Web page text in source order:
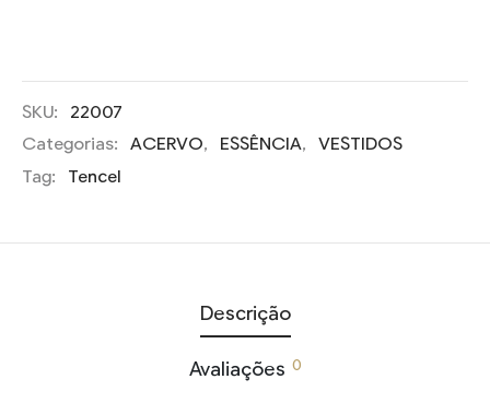
SKU:
22007
Categorias:
ACERVO, ESSÊNCIA,
VESTIDOS
Tag:
Tencel
Descrição
Avaliações 0